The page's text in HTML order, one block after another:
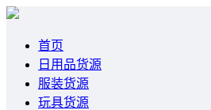
首页
日用品货源
服装货源
玩具货源